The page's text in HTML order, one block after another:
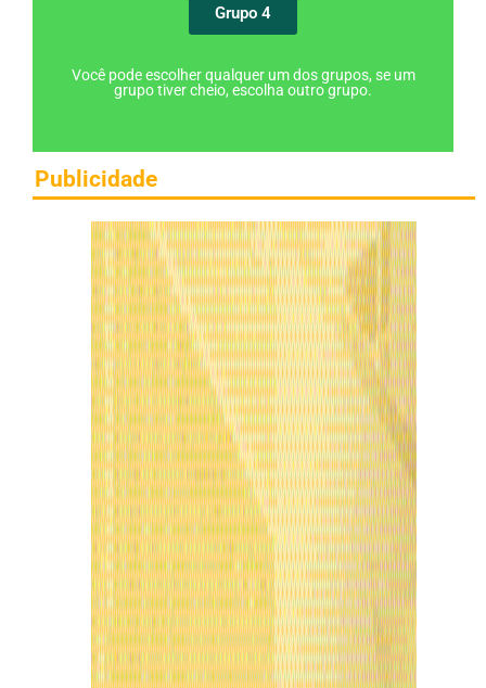
Grupo 4
Você pode escolher qualquer um dos grupos, se um
grupo tiver cheio, escolha outro grupo.
Publicidade